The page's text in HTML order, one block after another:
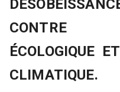
CONTRE
ÉCOLOGIQUE
CLIMATIQUE.